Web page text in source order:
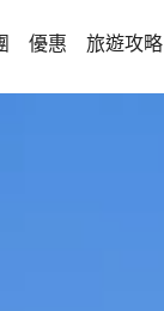
優惠 旅遊攻略